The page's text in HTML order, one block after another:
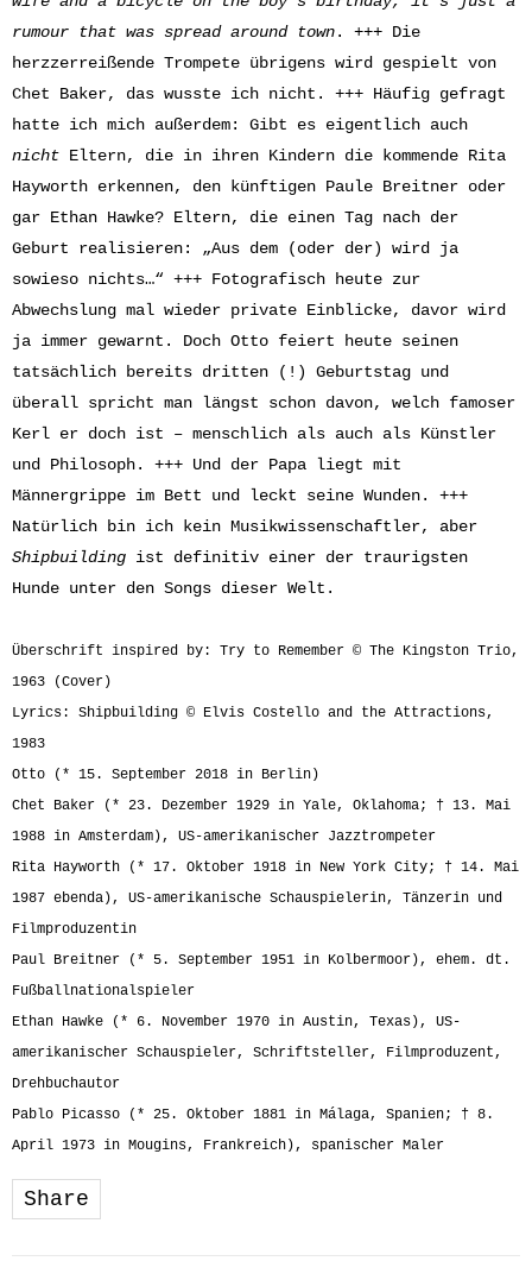
rumour that was spread around town. +++ Die
herzzerreißende Trompete übrigens wird gespielt von
Chet Baker, das wusste ich nicht. +++ Häufig gefragt
hatte ich mich außerdem: Gibt es eigentlich auch
nicht Eltern, die in ihren Kindern die kommende Rita
Hayworth erkennen, den künftigen Paule Breitner oder
gar Ethan Hawke? Eltern, die einen Tag nach der
Geburt realisieren: „Aus dem (oder der) wird ja
sowieso nichts…“ +++ Fotografisch heute zur
Abwechslung mal wieder private Einblicke, davor wird
ja immer gewarnt. Doch Otto feiert heute seinen
tatsächlich bereits dritten (!) Geburtstag und
überall spricht man längst schon davon, welch famoser
Kerl er doch ist – menschlich als auch als Künstler
und Philosoph. +++ Und der Papa liegt mit
Männergrippe im Bett und leckt seine Wunden. +++
Natürlich bin ich kein Musikwissenschaftler, aber
Shipbuilding ist definitiv einer der traurigsten
Hunde unter den Songs dieser Welt.
Überschrift inspired by: Try to Remember © The Kingston Trio,
1963 (Cover)
Lyrics: Shipbuilding © Elvis Costello and the Attractions,
1983
Otto (* 15. September 2018 in Berlin)
Chet Baker (* 23. Dezember 1929 in Yale, Oklahoma; † 13. Mai
1988 in Amsterdam), US-amerikanischer Jazztrompeter
Rita Hayworth (* 17. Oktober 1918 in New York City; † 14. Mai
1987 ebenda), US-amerikanische Schauspielerin, Tänzerin und
Filmproduzentin
Paul Breitner (* 5. September 1951 in Kolbermoor), ehem. dt.
Fußballnationalspieler
Ethan Hawke (* 6. November 1970 in Austin, Texas), US-
amerikanischer Schauspieler, Schriftsteller, Filmproduzent,
Drehbuchautor
Pablo Picasso (* 25. Oktober 1881 in Málaga, Spanien; † 8.
April 1973 in Mougins, Frankreich), spanischer Maler
Share